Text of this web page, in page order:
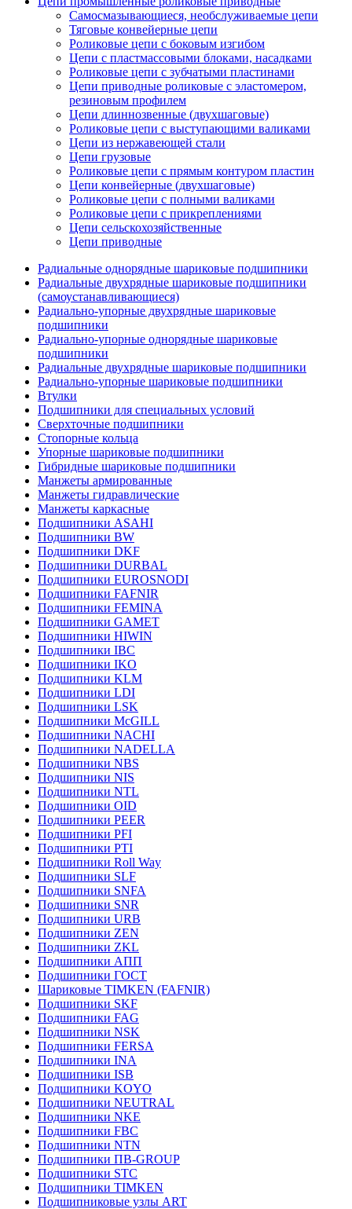
Самосмазывающиеся, необслуживаемые цепи
Тяговые конвейерные цепи
Роликовые цепи с боковым изгибом
Цепи с пластмассовыми блоками, насадками
Роликовые цепи с зубчатыми пластинами
Цепи приводные роликовые с эластомером,
резиновым профилем
Цепи длиннозвенные (двухшаговые)
Роликовые цепи с выступающими валиками
Цепи из нержавеющей стали
Цепи грузовые
Роликовые цепи с прямым контуром пластин
Цепи конвейерные (двухшаговые)
Роликовые цепи с полными валиками
Роликовые цепи с прикреплениями
Цепи сельскохозяйственные
Цепи приводные
Радиальные однорядные шариковые подшипники
Радиальные двухрядные шариковые подшипники
(самоустанавливающиеся)
Радиально-упорные двухрядные шариковые
подшипники
Радиально-упорные однорядные шариковые
подшипники
Радиальные двухрядные шариковые подшипники
Радиально-упорные шариковые подшипники
Втулки
Подшипники для специальных условий
Сверхточные подшипники
Стопорные кольца
Упорные шариковые подшипники
Гибридные шариковые подшипники
Манжеты армированные
Манжеты гидравлические
Манжеты каркасные
Подшипники ASAHI
Подшипники BW
Подшипники DKF
Подшипники DURBAL
Подшипники EUROSNODI
Подшипники FAFNIR
Подшипники FEMINA
Подшипники GAMET
Подшипники HIWIN
Подшипники IBC
Подшипники IKO
Подшипники KLM
Подшипники LDI
Подшипники LSK
Подшипники McGILL
Подшипники NACHI
Подшипники NADELLA
Подшипники NBS
Подшипники NIS
Подшипники NTL
Подшипники OID
Подшипники PEER
Подшипники PFI
Подшипники PTI
Подшипники Roll Way
Подшипники SLF
Подшипники SNFA
Подшипники SNR
Подшипники URB
Подшипники ZEN
Подшипники ZKL
Подшипники АПП
Подшипники ГОСТ
Шариковые ТІMKEN (FAFNIR)
Подшипники SKF
Подшипники FAG
Подшипники NSK
Подшипники FERSA
Подшипники INA
Подшипники ISB
Подшипники KOYO
Подшипники NEUTRAL
Подшипники NKE
Подшипники FBC
Подшипники NTN
Подшипники ПВ-GROUP
Подшипники STC
Подшипники TIMKEN
Подшипниковые узлы ART